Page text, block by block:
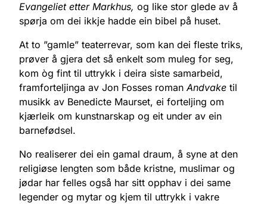
Evangeliet etter Markhus, og like stor glede av å
spørja om dei ikkje hadde ein bibel på huset.
At to ”gamle” teaterrevar, som kan dei fleste triks,
prøver å gjera det så enkelt som muleg for seg,
kom òg fint til uttrykk i deira siste samarbeid,
framforteljinga av Jon Fosses romanAndvake til
musikk av Benedicte Maurset, ei forteljing om
kjærleik om kunstnarskap og eit under av ein
barnefødsel.
No realiserer dei ein gamal draum, å syne at den
religiøse lengten som både kristne, muslimar og
jødar har felles også har sitt opphav i dei same
legender og mytar og kjem til uttrykk i vakre